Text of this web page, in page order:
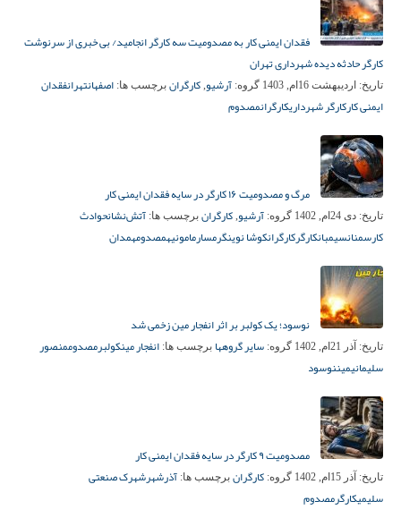
فقدان ایمنی کار به مصدومیت سه کارگر انجامید/ بی خبری از سرنوشت
کارگر حادثه دیده شهرداری تهران
تاریخ: اردیبهشت 16ام, 1403 گروه: آرشیو, کارگران برچسب ها: اصفهانتهرانفقدان
ایمنی کارکارگر شهرداریکارگرانمصدوم
مرگ و مصدومیت ۱۶ کارگر در سایه فقدان ایمنی کار
تاریخ: دی 24ام, 1402 گروه: آرشیو, کارگران برچسب ها: آتش‌نشانحوادث
کارسمنانسیمبانکارگرکارگرانکوشا نوینگرمسارمامونیهمصدومهمدان
نوسود؛ یک کولبر بر اثر انفجار مین زخمی شد
تاریخ: آذر 21ام, 1402 گروه: سایر گروهها برچسب ها: انفجار مینکولبرمصدوممنصور
سلیمانیمیننوسود
مصدومیت ۹ کارگر در سایه فقدان ایمنی کار
تاریخ: آذر 15ام, 1402 گروه: کارگران برچسب ها: آذرشهرشهرک صنعتی
سلیمیکارگرمصدوم